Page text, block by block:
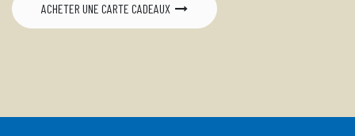
ACHETER UNE CARTE CADEAUX